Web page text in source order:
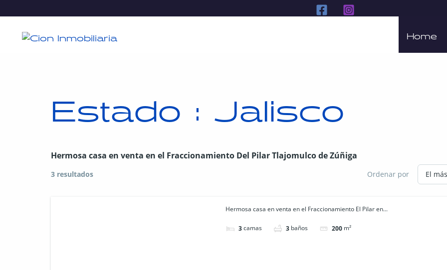
Home
Estado : Jalisco
Hermosa casa en venta en el Fraccionamiento Del Pilar Tlajomulco de Zúñiga
3 resultados Ordenar por
Hermosa casa en venta en el Fraccionamiento El Pilar en...
3camas 3 baños 200 m²